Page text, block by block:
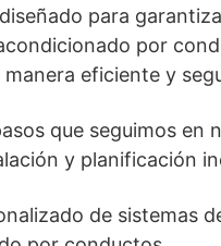
para
por
eficiente y
que seguimos en
y planificación
de sistemas